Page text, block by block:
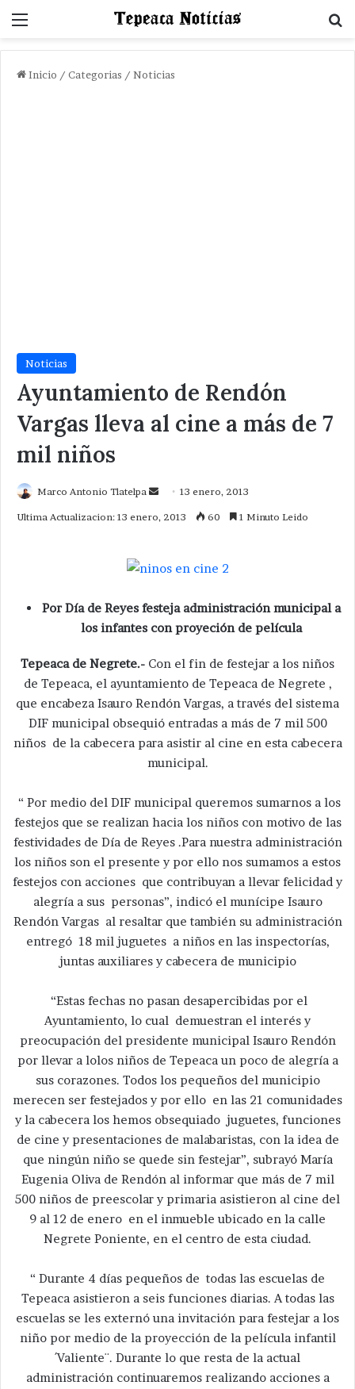
Menu
Inicio / Categorias / Noticias
Noticias
Ayuntamiento de Rendón
Vargas lleva al cine a más de 7
mil niños
Marco Antonio Tlatelpa
Send13 enero, 2013
Ultima Actualizacion: 13 enero, 2013 60 1 Minuto Leido
Por Día de Reyes festeja administración municipal a
los infantes con proyeción de película
Tepeaca de Negrete.- Con el fin de festejar a los niños
de Tepeaca, el ayuntamiento de Tepeaca de Negrete ,
que encabeza Isauro Rendón Vargas, a través del sistema
DIF municipal obsequió entradas a más de 7 mil 500
niños de la cabecera para asistir al cine en esta cabecera
municipal.
“ Por medio del DIF municipal queremos sumarnos a los
festejos que se realizan hacia los niños con motivo de las
festividades de Día de Reyes .Para nuestra administración
los niños son el presente y por ello nos sumamos a estos
festejos con acciones que contribuyan a llevar felicidad y
alegría a sus personas”, indicó el munícipe Isauro
Rendón Vargas al resaltar que también su administración
entregó 18 mil juguetes a niños en las inspectorías,
juntas auxiliares y cabecera de municipio
“Estas fechas no pasan desapercibidas por el
Ayuntamiento, lo cual demuestran el interés y
preocupación del presidente municipal Isauro Rendón
por llevar a lolos niños de Tepeaca un poco de alegría a
sus corazones. Todos los pequeños del municipio
merecen ser festejados y por ello en las 21 comunidades
y la cabecera los hemos obsequiado juguetes, funciones
de cine y presentaciones de malabaristas, con la idea de
que ningún niño se quede sin festejar”, subrayó María
Eugenia Oliva de Rendón al informar que más de 7 mil
500 niños de preescolar y primaria asistieron al cine del
9 al 12 de enero en el inmueble ubicado en la calle
Negrete Poniente, en el centro de esta ciudad.
“ Durante 4 días pequeños de todas las escuelas de
Tepeaca asistieron a seis funciones diarias. A todas las
escuelas se les externó una invitación para festejar a los
niño por medio de la proyección de la película infantil
´Valiente¨. Durante lo que resta de la actual
administración continuaremos realizando acciones a